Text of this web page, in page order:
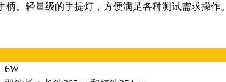
柄。轻量级的手提灯，方便满足各种测试需求操作。
6W